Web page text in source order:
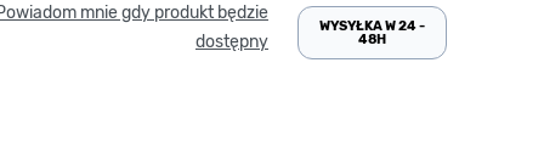
mnie gdy produkt będzie
dostępny
WYSYŁKA W 24 -
48H